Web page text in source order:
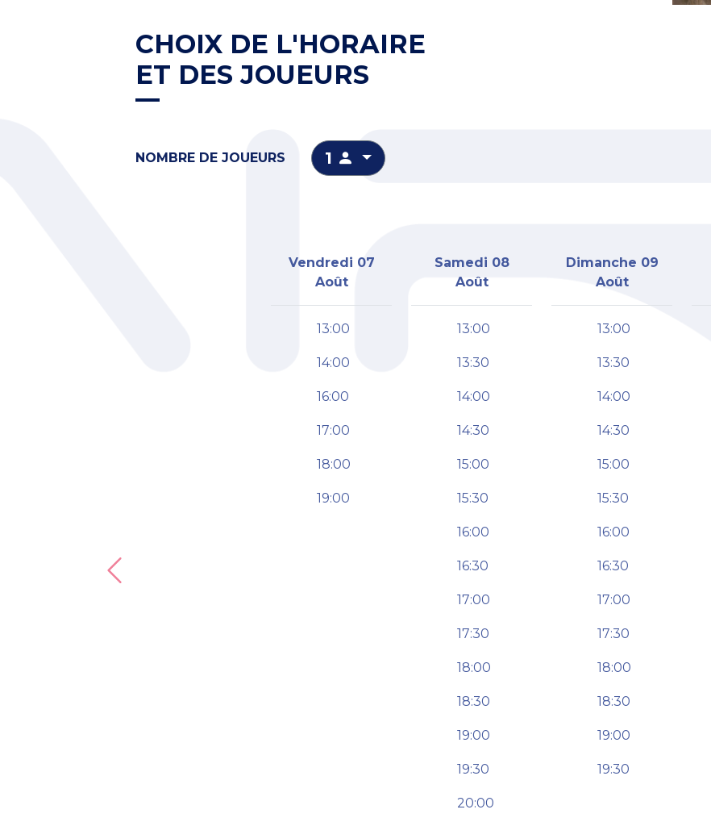
CHOIX DE L'HORAIRE
ET DES JOUEURS
NOMBRE DE JOUEURS 1
Vendredi 07
Août
13:00
14:00
16:00
17:00
18:00
19:00
Samedi 08
Août
13:00
13:30
14:00
14:30
15:00
15:30
16:00
16:30
17:00
17:30
18:00
18:30
19:00
19:30
20:00
Dimanche 09
Août
13:00
13:30
14:00
14:30
15:00
15:30
16:00
16:30
17:00
17:30
18:00
18:30
19:00
19:30
Previous